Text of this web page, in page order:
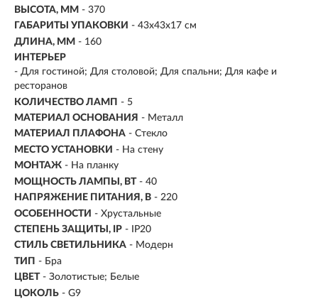
ВЫСОТА, ММ - 370
ГАБАРИТЫ УПАКОВКИ - 43х43х17 см
ДЛИНА, ММ - 160
ИНТЕРЬЕР
- Для гостиной; Для столовой; Для спальни; Для кафе и
ресторанов
КОЛИЧЕСТВО ЛАМП - 5
МАТЕРИАЛ ОСНОВАНИЯ - Металл
МАТЕРИАЛ ПЛАФОНА - Стекло
МЕСТО УСТАНОВКИ - На стену
МОНТАЖ - На планку
МОЩНОСТЬ ЛАМПЫ, ВТ - 40
НАПРЯЖЕНИЕ ПИТАНИЯ, В - 220
ОСОБЕННОСТИ - Хрустальные
СТЕПЕНЬ ЗАЩИТЫ, IP - IP20
СТИЛЬ СВЕТИЛЬНИКА - Модерн
ТИП - Бра
ЦВЕТ - Золотистые; Белые
ЦОКОЛЬ - G9